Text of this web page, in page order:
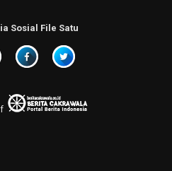
Sosial File Satu